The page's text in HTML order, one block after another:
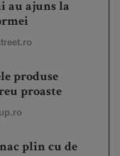
au ajuns la
produse
proaste
plin cu de